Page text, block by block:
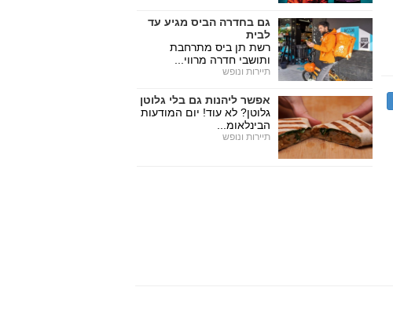
גם בחדרה הביס מגיע עד
לבית
רשת תן ביס מתרחבת
ותושבי חדרה מרווי...
תיירות ונופש
אפשר ליהנות גם בלי גלוטן
גלוטן? לא עוד! יום המודעות
הבינלאומ...
תיירות ונופש